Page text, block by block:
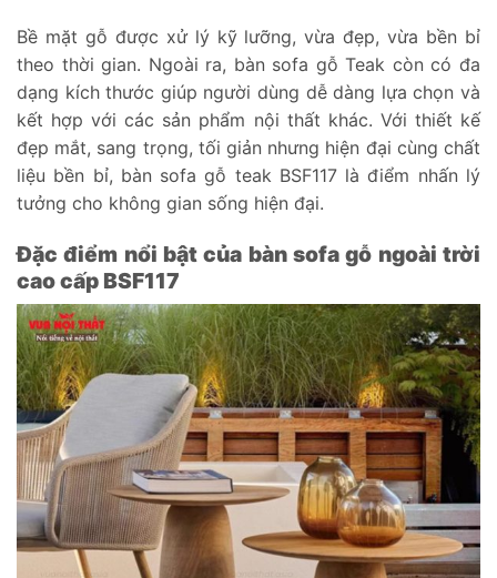
Bề mặt gỗ được xử lý kỹ lưỡng, vừa đẹp, vừa bền bỉ
theo thời gian. Ngoài ra, bàn sofa gỗ Teak còn có đa
dạng kích thước giúp người dùng dễ dàng lựa chọn và
kết hợp với các sản phẩm nội thất khác. Với thiết kế
đẹp mắt, sang trọng, tối giản nhưng hiện đại cùng chất
liệu bền bỉ, bàn sofa gỗ teak BSF117 là điểm nhấn lý
tưởng cho không gian sống hiện đại.
Đặc điểm nổi bật của bàn sofa gỗ ngoài trời
cao cấp BSF117